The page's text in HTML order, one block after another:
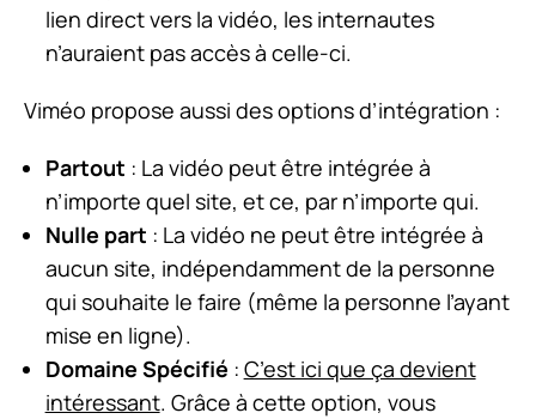
lien direct vers la vidéo, les internautes
n’auraient pas accès à celle-ci.
Viméo propose aussi des options d’intégration :
Partout : La vidéo peut être intégrée à
n’importe quel site, et ce, par n’importe qui.
Nulle part : La vidéo ne peut être intégrée à
aucun site, indépendamment de la personne
qui souhaite le faire (même la personne l’ayant
mise en ligne).
Domaine Spécifié : C’est ici que ça devient
intéressant. Grâce à cette option, vous